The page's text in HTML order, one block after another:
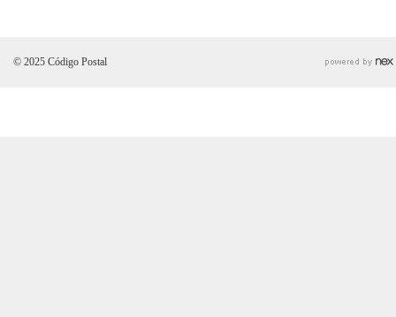
© 2025 Código Postal